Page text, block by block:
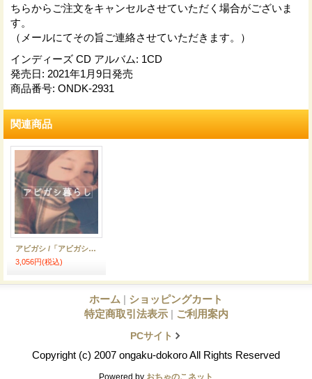
ちらからご注文をキャンセルさせていただく場合がございま
す。
（メールにてその旨ご連絡させていただきます。）
インディーズ CD アルバム: 1CD
発売日: 2021年1月9日発売
商品番号: ONDK-2931
関連商品
アビガシ /「アビガシ暮らし」
3,056円(税込)
ホーム | ショッピングカート
特定商取引法表示 | ご利用案内
PCサイト
Copyright (c) 2007 ongaku-dokoro All Rights Reserved
Powered by おちゃのこネット